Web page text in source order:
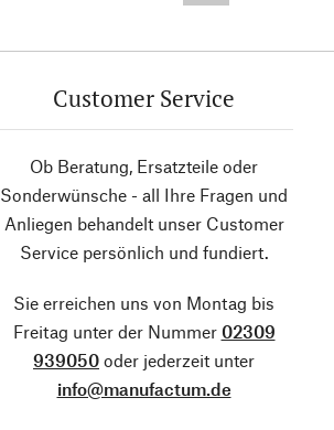
Customer Service
Ob Beratung, Ersatzteile oder
Sonderwünsche - all Ihre Fragen und
Anliegen behandelt unser Customer
Service persönlich und fundiert.
Sie erreichen uns von Montag bis
Freitag unter der Nummer 02309
939050 oder jederzeit unter
info@manufactum.de